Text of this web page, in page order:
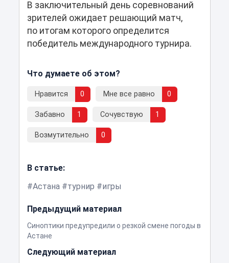
В заключительный день соревнований
зрителей ожидает решающий матч,
по итогам которого определится
победитель международного турнира.
Что думаете об этом?
Нравится 0 Мне все равно 0
Забавно 1 Сочувствую 1
Возмутительно 0
В статье:
Астана
турнир игры
Предыдущий материал
Синоптики предупредили о резкой смене погоды в
Астане
Следующий материал